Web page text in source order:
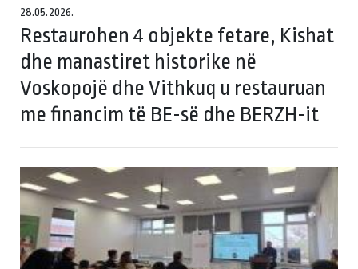
28.05.2026.
Restaurohen 4 objekte fetare, Kishat
dhe manastiret historike në
Voskopojë dhe Vithkuq u restauruan
me financim të BE-së dhe BERZH-it